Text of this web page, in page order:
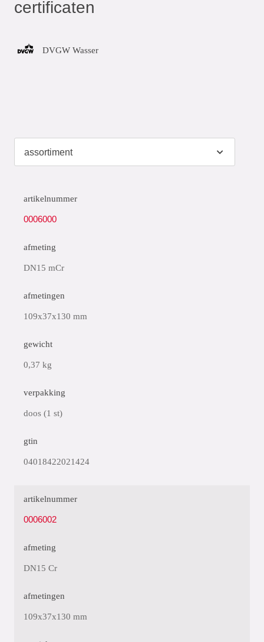
certificaten
DVGW Wasser
artikelnummer
0006000
afmeting
DN15 mCr
afmetingen
109x37x130 mm
gewicht
0,37 kg
verpakking
doos (1 st)
gtin
04018422021424
artikelnummer
0006002
afmeting
DN15 Cr
afmetingen
109x37x130 mm